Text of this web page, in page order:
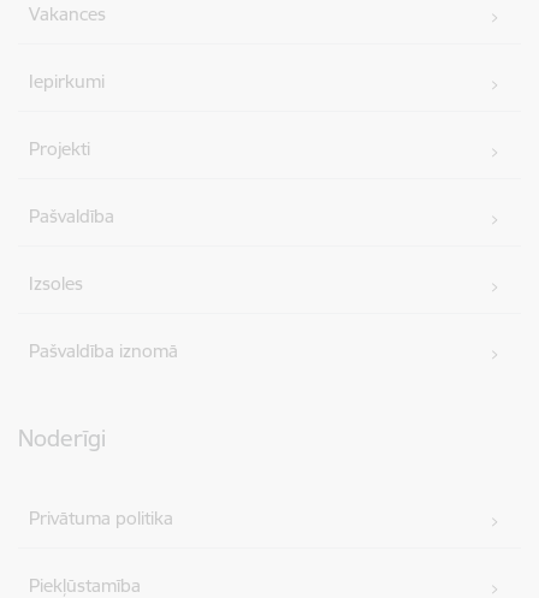
Vakances
Iepirkumi
Projekti
Pašvaldība
Izsoles
Pašvaldība iznomā
Noderīgi
Privātuma politika
Piekļūstamība